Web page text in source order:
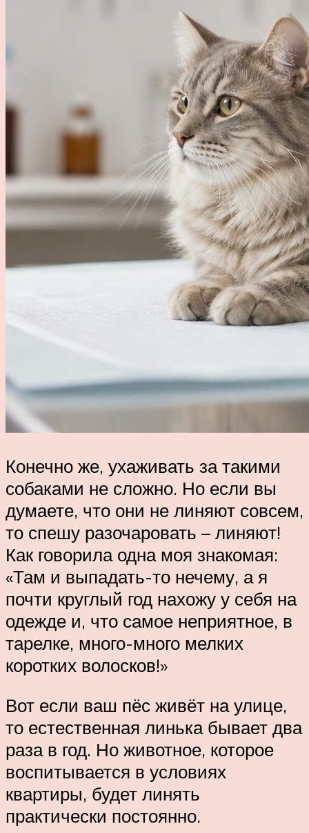
Конечно же, ухаживать за такими
собаками не сложно. Но если вы
думаете, что они не линяют совсем,
то спешу разочаровать – линяют!
Как говорила одна моя знакомая:
«Там и выпадать-то нечему, а я
почти круглый год нахожу у себя на
одежде и, что самое неприятное, в
тарелке, много-много мелких
коротких волосков!»
Вот если ваш пёс живёт на улице,
то естественная линька бывает два
раза в год. Но животное, которое
воспитывается в условиях
квартиры, будет линять
практически постоянно.